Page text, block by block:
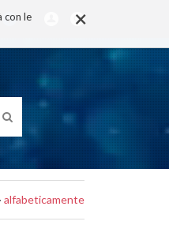
×
con le
· alfabeticamente